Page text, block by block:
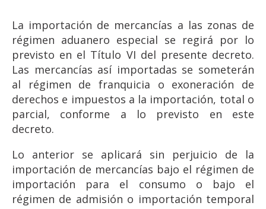
La importación de mercancías a las zonas de
régimen aduanero especial se regirá por lo
previsto en el Título VI del presente decreto.
Las mercancías así importadas se someterán
al régimen de franquicia o exoneración de
derechos e impuestos a la importación, total o
parcial, conforme a lo previsto en este
decreto.
Lo anterior se aplicará sin perjuicio de la
importación de mercancías bajo el régimen de
importación para el consumo o bajo el
régimen de admisión o importación temporal